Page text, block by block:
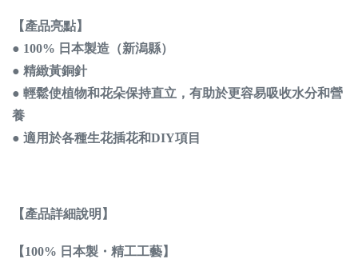
【產品亮點】
● 100% 日本製造（新潟縣）
● 精緻黃銅針
● 輕鬆使植物和花朵保持直立，有助於更容易吸收水分和營
養
● 適用於各種生花插花和DIY項目
【產品詳細說明】
【100% 日本製・精工工藝】